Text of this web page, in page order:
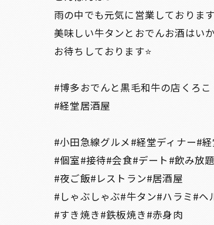
雨の中でも元気に営業しておりま
美味しい牛タンとおでんお酒はい
お待ちしております⭐️
#博多おでんと黒毛和牛の店くろこ
#経堂居酒屋
#小田急線グルメ#経堂ディナー#
#個室#接待#会食#デート#飲み放題
#夜ご飯#レストラン#居酒屋
#しゃぶしゃぶ#牛タン#ハラミ#ヘ
#すき焼き#鉄板焼き#赤身肉